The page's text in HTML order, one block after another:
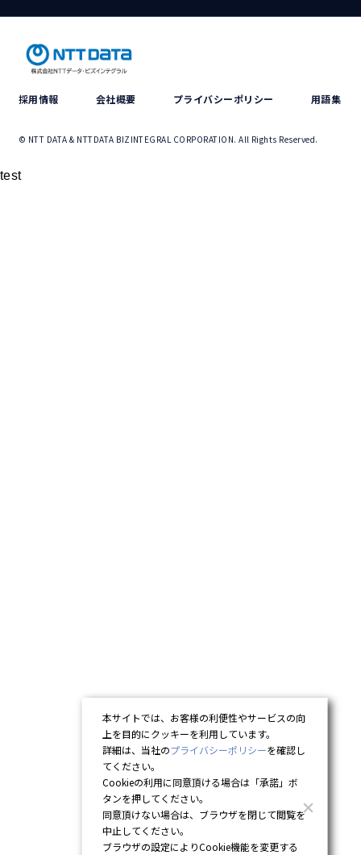
採用情報 会社概要 プライバシーポリシー 用語集
© NTT DATA & NTTDATA BIZINTEGRAL CORPORATION. All Rights Reserved.
本サイトでは、お客様の利便性やサービスの向
上を目的にクッキーを利用しています。
詳細は、当社のプライバシーポリシーを確認し
てください。
Cookieの利用に同意頂ける場合は「承諾」ボ
タンを押してください。
同意頂けない場合は、ブラウザを閉じて閲覧を
中止してください。
ブラウザの設定によりCookie機能を変更する
test